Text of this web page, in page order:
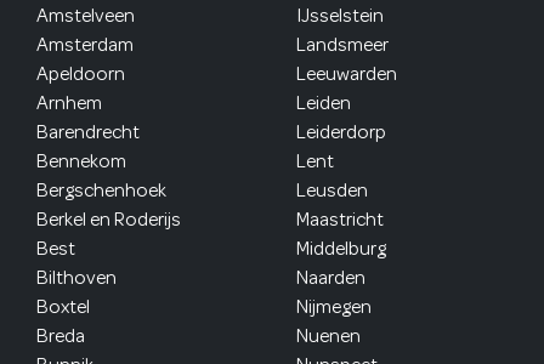
Amstelveen
Amsterdam
Apeldoorn
Arnhem
Barendrecht
Bennekom
Bergschenhoek
Berkel en Roderijs
Best
Bilthoven
Boxtel
Breda
IJsselstein
Landsmeer
Leeuwarden
Leiden
Leiderdorp
Lent
Leusden
Maastricht
Middelburg
Naarden
Nijmegen
Nuenen